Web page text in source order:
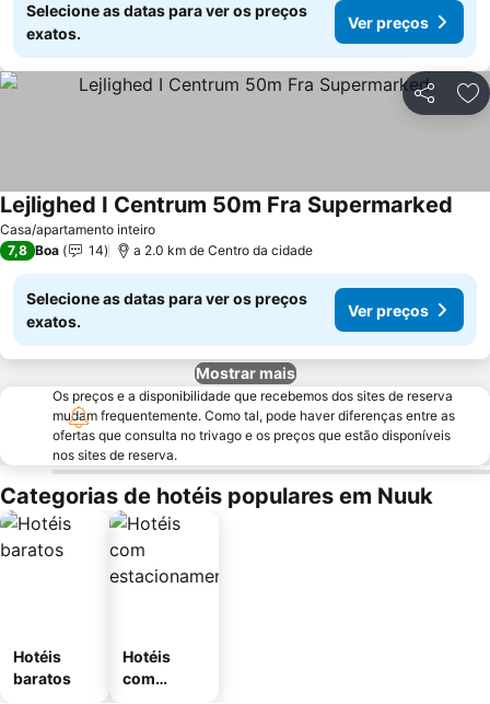
Selecione as datas para ver os preços
exatos.
Ver preços
Partilhar
Casa/apartamento inteiro
Lejlighed I Centrum 50m Fra Supermarked
7,8 Boa 14 a 2.0 km de Centro da cidade
Selecione as datas para ver os preços
exatos.
Ver preços
Mostrar mais
Os preços e a disponibilidade que recebemos dos sites de reserva
mudam frequentemente. Como tal, pode haver diferenças entre as
ofertas que consulta no trivago e os preços que estão disponíveis
nos sites de reserva.
Categorias de hotéis populares em Nuuk
Hotéis
baratos
Hotéis
com